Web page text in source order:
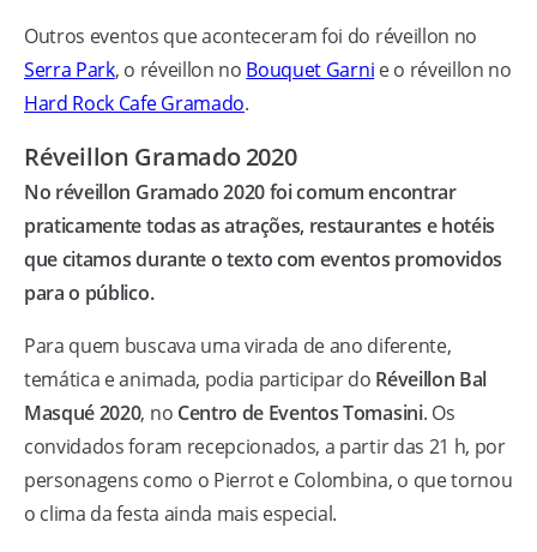
Outros eventos que aconteceram foi do réveillon no
Serra Park, o réveillon no Bouquet Garni e o réveillon no
Hard Rock Cafe Gramado.
Réveillon Gramado 2020
No réveillon Gramado 2020 foi comum encontrar
praticamente todas as atrações, restaurantes e hotéis
que citamos durante o texto com eventos promovidos
para o público.
Para quem buscava uma virada de ano diferente,
temática e animada, podia participar do Réveillon Bal
Masqué 2020, no Centro de Eventos Tomasini. Os
convidados foram recepcionados, a partir das 21 h, por
personagens como o Pierrot e Colombina, o que tornou
o clima da festa ainda mais especial.